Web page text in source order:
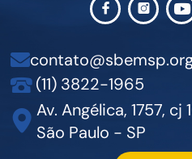
(11) 3822-1965
Av. Angélica, 1757,
São Paulo - SP